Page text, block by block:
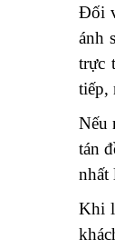
Đối
ánh
trực
tiếp,
Nếu
tán
nhất
Khi